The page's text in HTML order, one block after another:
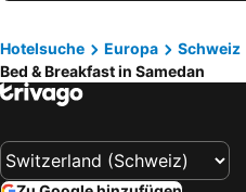
Chiesa in Valmalenco, bed and breakfasts
Poggiridenti, bed and breakfasts
Churwalden, bed and breakfasts
Davos, bed and breakfasts
Brusio, bed and breakfasts
Hotelsuche Europa Schweiz
Bed & Breakfast in Samedan